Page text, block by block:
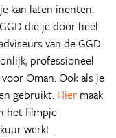
kan laten inenten.
die je door heel
van de GGD
professioneel
Oman. Ook als je
gebruikt. Hier maak
het filmpje
werkt.